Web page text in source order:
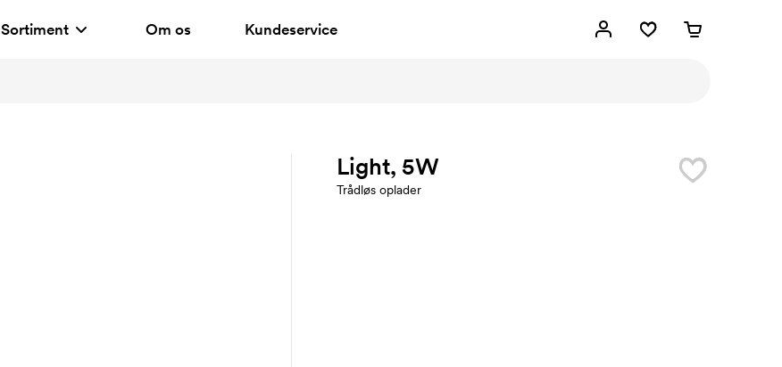
Sortiment Om os Kundeservice
Light, 5W
Trådløs oplader